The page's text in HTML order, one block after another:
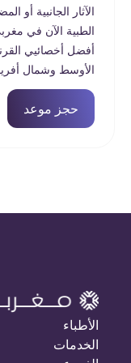
الآثار الجانبية أو
الطبية الآن في
أفضل أخصائيي
الأوسط وشمال
حجز موعد
الأطباء
الخدمات